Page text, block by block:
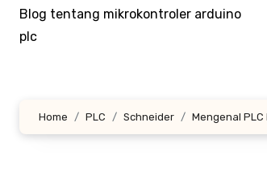
Blog tentang mikrokontroler arduino
plc
Home PLC Schneider Mengenal PLC